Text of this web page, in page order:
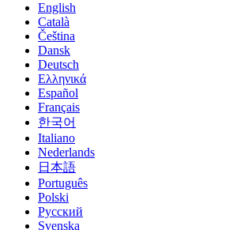
English
Català
Čeština
Dansk
Deutsch
Ελληνικά
Español
Français
한국어
Italiano
Nederlands
日本語
Português
Polski
Русский
Svenska